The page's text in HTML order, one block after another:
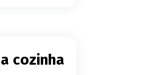
cozinha